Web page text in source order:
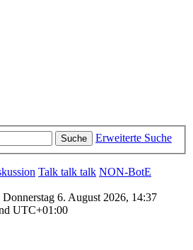
Suche Erweiterte Suche
Talk talk talk NON-BotE
6. August 2026, 14:37
UTC+01:00